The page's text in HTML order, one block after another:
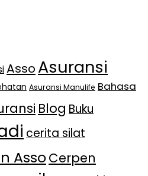
Asso Asuransi
Asuransi Manulife Bahasa
Blog Buku
cerita silat
AssoCerpen